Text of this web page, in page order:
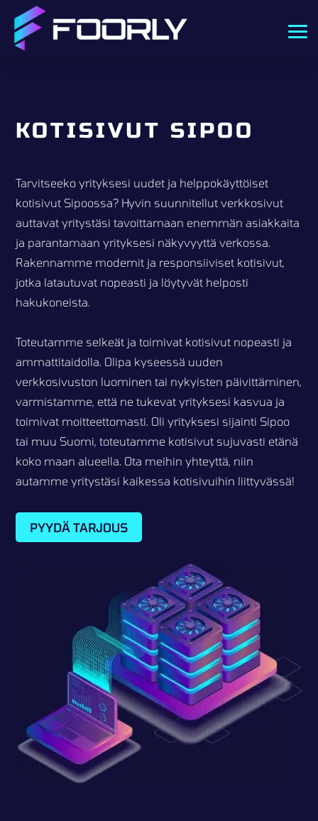
KOTISIVUT SIPOO
Tarvitseeko yrityksesi uudet ja helppokäyttöiset
kotisivut Sipoossa? Hyvin suunnitellut verkkosivut
auttavat yritystäsi tavoittamaan enemmän asiakkaita
ja parantamaan yrityksesi näkyvyyttä verkossa.
Rakennamme modernit ja responsiiviset kotisivut,
jotka latautuvat nopeasti ja löytyvät helposti
hakukoneista.
Toteutamme selkeät ja toimivat kotisivut nopeasti ja
ammattitaidolla. Olipa kyseessä uuden
verkkosivuston luominen tai nykyisten päivittäminen,
varmistamme, että ne tukevat yrityksesi kasvua ja
toimivat moitteettomasti. Oli yrityksesi sijainti Sipoo
tai muu Suomi, toteutamme kotisivut sujuvasti etänä
koko maan alueella. Ota meihin yhteyttä, niin
autamme yritystäsi kaikessa kotisivuihin liittyvässä!
PYYDÄ TARJOUS